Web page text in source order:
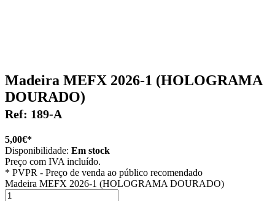
Madeira MEFX 2026-1 (HOLOGRAMA
DOURADO)
Ref: 189-A
5,00€*
Disponibilidade: Em stock
Preço com IVA incluído.
* PVPR - Preço de venda ao público recomendado
Madeira MEFX 2026-1 (HOLOGRAMA DOURADO)